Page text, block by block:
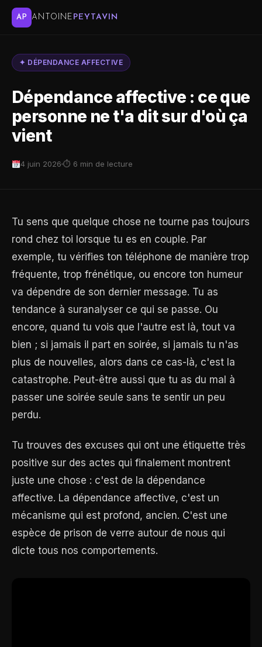
AP ANTOINE PEYTAVIN
✦ DÉPENDANCE AFFECTIVE
Dépendance affective : ce que
personne ne t'a dit sur d'où ça
vient
4 juin 2026 ⏱ 6 min de lecture
Tu sens que quelque chose ne tourne pas toujours
rond chez toi lorsque tu es en couple. Par
exemple, tu vérifies ton téléphone de manière trop
fréquente, trop frénétique, ou encore ton humeur
va dépendre de son dernier message. Tu as
tendance à suranalyser ce qui se passe. Ou
encore, quand tu vois que l'autre est là, tout va
bien ; si jamais il part en soirée, si jamais tu n'as
plus de nouvelles, alors dans ce cas-là, c'est la
catastrophe. Peut-être aussi que tu as du mal à
passer une soirée seule sans te sentir un peu
perdu.
Tu trouves des excuses qui ont une étiquette très
positive sur des actes qui finalement montrent
juste une chose : c'est de la dépendance
affective. La dépendance affective, c'est un
mécanisme qui est profond, ancien. C'est une
espèce de prison de verre autour de nous qui
dicte tous nos comportements.